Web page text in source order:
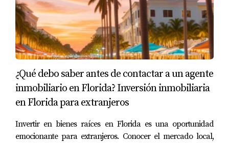
Al realizar comparaciones de mercado, considerar
evaluaciones profesionales y estar atento a las
tendencias actuales del mercado inmobiliario, estarás
mejor preparado para tomar decisiones informadas.
concretos y no dudar en buscar ayuda profesional
cuando sea necesario. Si estás listo para dar el siguiente
paso hacia tu nueva propiedad o inversión inmobiliaria,
no dudes en contactar a Mariana Romero; ella estará
encantada de guiarte a través de este emocionante
¿Qué debo saber antes de contactar a un agente
inmobiliario en Florida? Inversión inmobiliaria
en Florida para extranjeros
Invertir en bienes raíces en Florida es una oportunidad
emocionante para extranjeros. Conocer el mercado local,